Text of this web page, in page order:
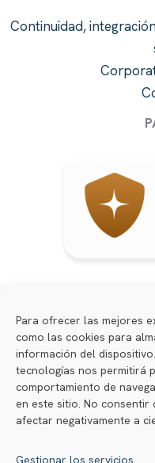
Para ofrecer las mejores
como las cookies para
información del
tecnologías nos permitirá
comportamiento de
en este sitio. No
afectar negativamente a
Gestionar los servicios
Continuidad,